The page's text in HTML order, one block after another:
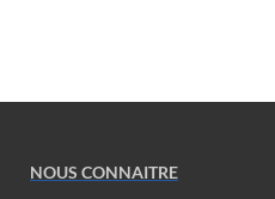
NOUS CONNAITRE